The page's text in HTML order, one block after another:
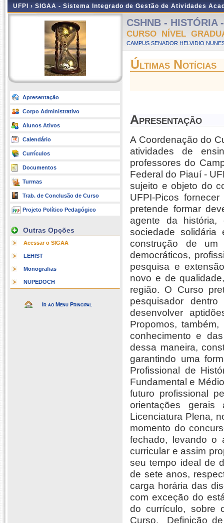
UFPI › SIGAA - Sistema Integrado de Gestão de Atividades
Apresentação
Corpo Administrativo
Alunos Ativos
Calendário
Currículos
Documentos
Turmas
Trab. de Conclusão de Curso
Projeto Político Pedagógico
Outras Opções
Acessar o SIGAA
LEHIST
Monografias
NUPEDOCH
Ir ao Menu Principal
CSHNB -
CURSO NÍVEL
CAMPUS SENADOR HELVIDIO
Últimas Notícias
Apresentação
A Coordenação do
atividades de
professores do
Federal do Piauí -
sujeito e objeto do
UFPI-Picos
pretende formar
agente da história,
sociedade solidária
construção de um
democráticos,
pesquisa e
novo e de
região. O Curso
pesquisador
desenvolver
Propomos,
conhecimento e
dessa maneira,
garantindo uma
Profissional de
Fundamental e
futuro profissional
orientações gerais
Licenciatura Plena,
momento do
fechado, levando o
curricular e assim
seu tempo ideal de
de sete anos,
carga horária das
com exceção do
do currículo, sobre
Curso.  Definição